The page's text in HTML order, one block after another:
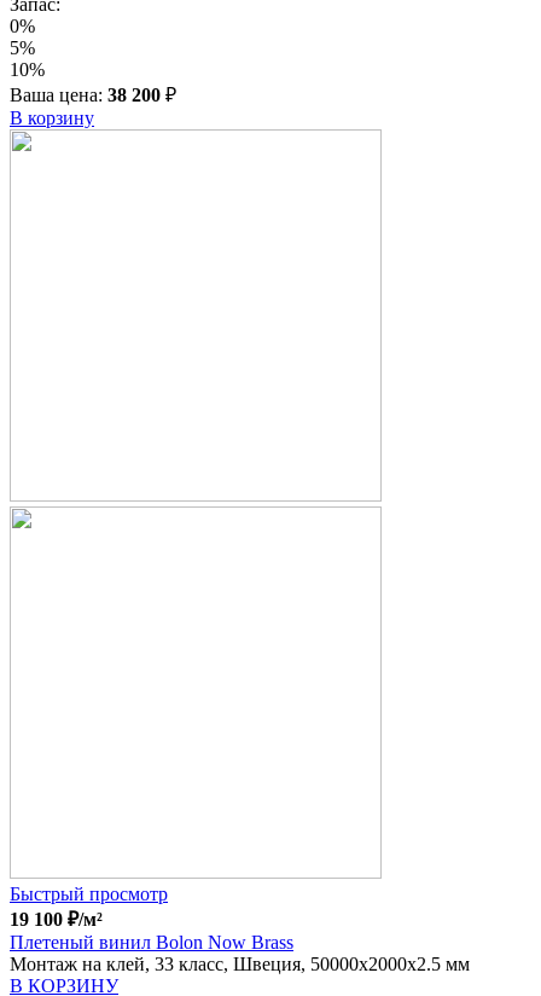
0%
5%
10%
Ваша цена: 38 200 ₽
В корзину
Быстрый просмотр
19 100 ₽/м²
Плетеный винил Bolon Now Brass
Монтаж на клей, 33 класс, Швеция, 50000x2000x2.5 мм
В КОРЗИНУ